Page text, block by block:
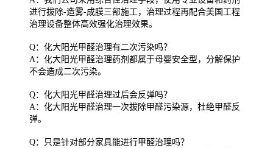
进行拔除-造雾-成膜三部施工，治理过程再配合美国工程
治理设备整体高效强化治理效果。
Q：化大阳光甲醛治理有二次污染吗？
A：化大阳光甲醛治理药剂都属于母婴安全型，分解保护
不会造成二次污染。
Q：化大阳光甲醛治理过后会反弹吗？
A：化大阳光甲醛治理一次拔除甲醛污染源，杜绝甲醛反
弹。
Q：只是针对部分家具能进行甲醛治理吗？